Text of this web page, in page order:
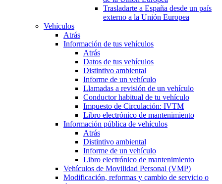
Trasladarte a España desde un país
externo a la Unión Europea
Vehículos
Atrás
Información de tus vehículos
Atrás
Datos de tus vehículos
Distintivo ambiental
Informe de un vehículo
Llamadas a revisión de un vehículo
Conductor habitual de tu vehículo
Impuesto de Circulación: IVTM
Libro electrónico de mantenimiento
Información pública de vehículos
Atrás
Distintivo ambiental
Informe de un vehículo
Libro electrónico de mantenimiento
Vehículos de Movilidad Personal (VMP)
Modificación, reformas y cambio de servicio o